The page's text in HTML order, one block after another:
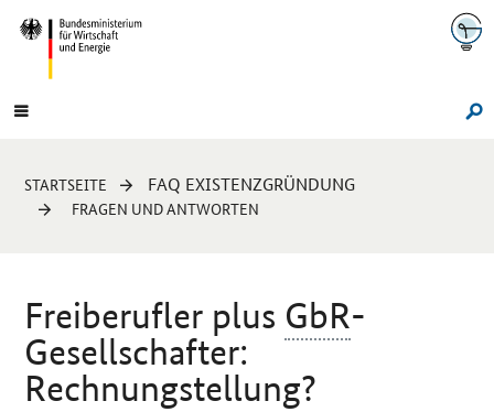
Navigation
Hauptmenü
Sie
sind
STARTSEITE FAQ EXISTENZGRÜNDUNG
FRAGEN UND ANTWORTEN
Freiberufler plus GbR-
Gesellschafter:
Rechnungstellung?